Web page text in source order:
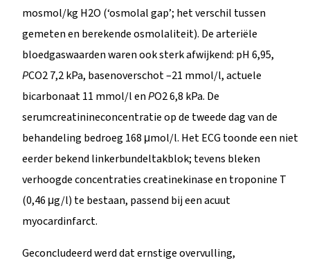
mosmol/kg H2O (‘osmolal gap’; het verschil tussen
gemeten en berekende osmolaliteit). De arteriële
bloedgaswaarden waren ook sterk afwijkend: pH 6,95,
PCO2 7,2 kPa, basenoverschot –21 mmol/l, actuele
bicarbonaat 11 mmol/l enPO2 6,8 kPa. De
serumcreatinineconcentratie op de tweede dag van de
behandeling bedroeg 168 μmol/l. Het ECG toonde een niet
eerder bekend linkerbundeltakblok; tevens bleken
verhoogde concentraties creatinekinase en troponine T
(0,46 μg/l) te bestaan, passend bij een acuut
myocardinfarct.
Geconcludeerd werd dat ernstige overvulling,